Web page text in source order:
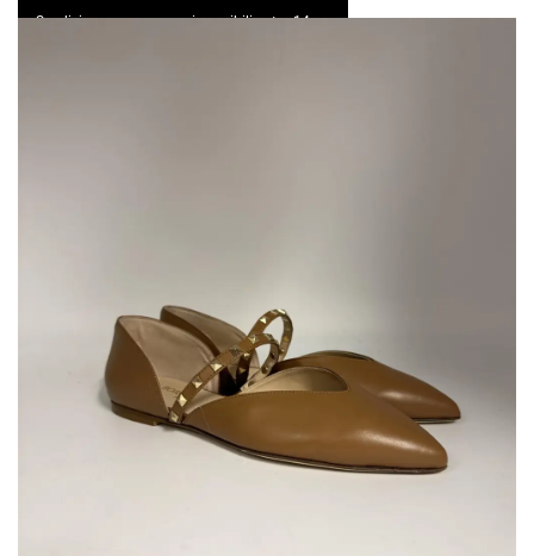
Spedizione express e resi possibili entro 14 gg